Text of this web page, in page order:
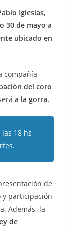
Iglesias,
30 de mayo a
ubicado en
compañía
del coro
a la gorra.
18 hs
de
participación
Además, la
de